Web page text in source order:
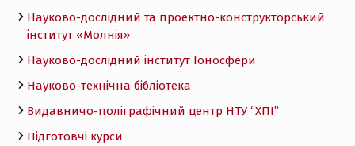
Науково-дослідний та проектно-конструкторський
інститут «Молнія»
Науково-дослідний інститут Іоносфери
Науково-технічна бібліотека
Видавничо-поліграфічний центр НТУ “ХПІ”
Підготовчі курси